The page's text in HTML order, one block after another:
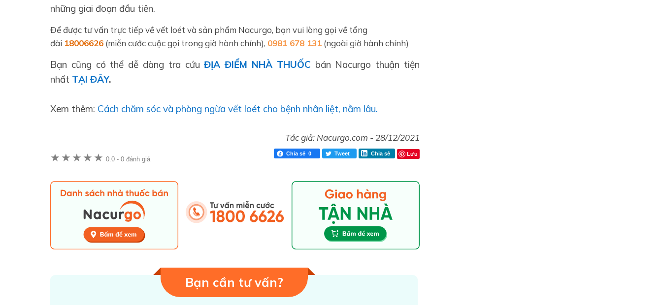
những giai đoạn đầu tiên.
Để được tư vấn trực tiếp về vết loét và sản phẩm Nacurgo, bạn vui lòng gọi về tổng
đài 18006626 (miễn cước cuộc gọi trong giờ hành chính), 0981 678 131 (ngoài giờ hành chính)
Bạn cũng có thể dễ dàng tra cứuĐỊA ĐIỂM NHÀ THUỐC bán Nacurgo thuận tiện
nhất TẠI ĐÂY.
Xem thêm: Cách chăm sóc và phòng ngừa vết loét cho bệnh nhân liệt, nằm lâu.
Tác giả: Nacurgo.com - 28/12/2021
★ ★ ★ ★ ★ 0.0 -0 đánh giá
Chia sẻ 0 Tweet Chia sẻ Lưu
Bạn cần tư vấn?